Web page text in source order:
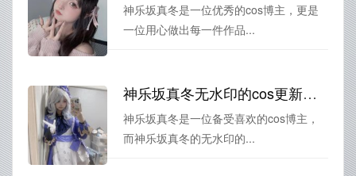
神乐坂真冬是一位优秀的cos博主，更是
一位用心做出每一件作品...
神乐坂真冬无水印的cos更新，每一次都是意外惊喜
神乐坂真冬是一位备受喜欢的cos博主，
而神乐坂真冬的无水印的...